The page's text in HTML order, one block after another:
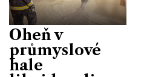
Oheň v
průmyslové
hale